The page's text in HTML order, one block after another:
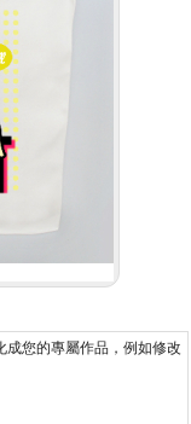
您的專屬作品，例如修改